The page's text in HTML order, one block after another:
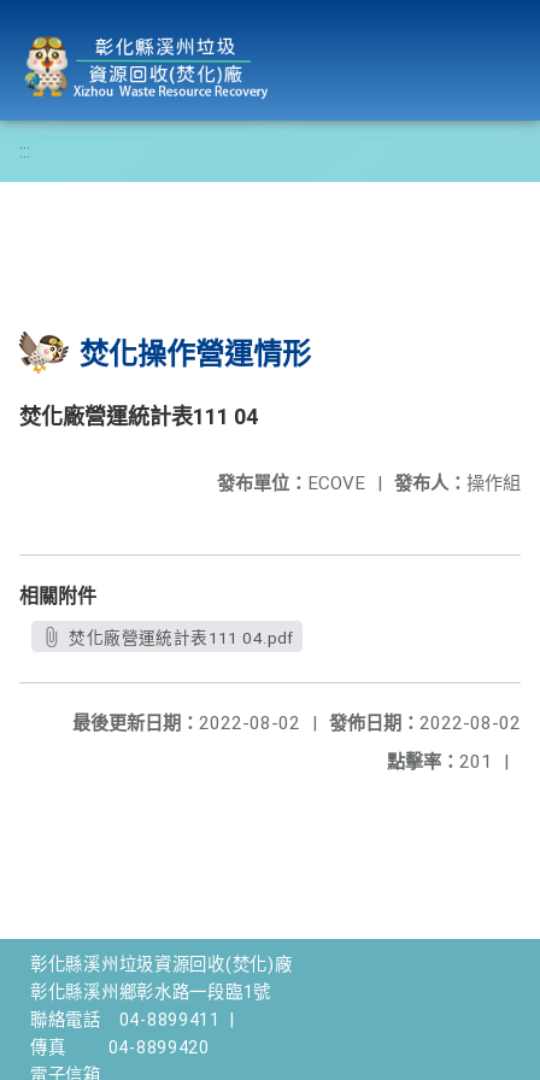
:::
焚化操作營運情形
焚化廠營運統計表111 04
發布人： 操作組
發布單位： ECOVE |
相關附件
焚化廠營運統計表111 04.pdf
發佈日期： 2022-08-02
最後更新日期： 2022-08-02
|
點擊率： 201 |
彰化縣溪州垃圾資源回收(焚化)廠
彰化縣溪州鄉彰水路一段臨1號
聯絡電話
04-8899411
傳真
04-8899420
電子信箱